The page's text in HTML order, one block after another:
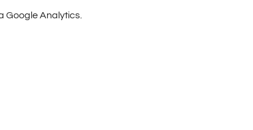
Google Analytics.